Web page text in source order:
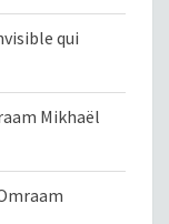
qui
Mikhaël